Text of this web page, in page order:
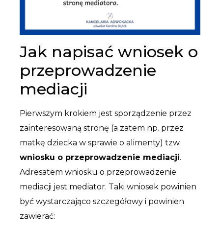
Jak napisać wniosek o
przeprowadzenie
mediacji
Pierwszym krokiem jest sporządzenie przez
zainteresowaną stronę (a zatem np. przez
matkę dziecka w sprawie o alimenty) tzw.
wniosku o przeprowadzenie mediacji.
Adresatem wniosku o przeprowadzenie
mediacji jest mediator. Taki wniosek powinien
być wystarczająco szczegółowy i powinien
zawierać: